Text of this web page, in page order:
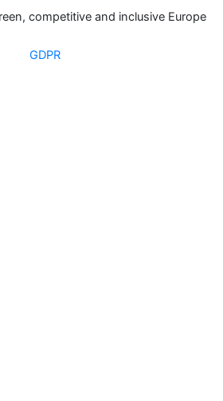
competitive and inclusive Europe
GDPR